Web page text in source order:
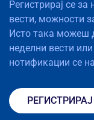
Регистрирај се
вести, можности
Исто така можеш
неделни вести
нотификации се